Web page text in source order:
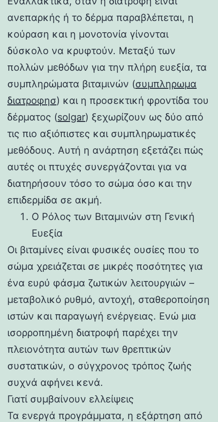
ανεπαρκής ή το δέρμα παραβλέπεται, η
κούραση και η μονοτονία γίνονται
δύσκολο να κρυφτούν. Μεταξύ των
πολλών μεθόδων για την πλήρη ευεξία, τα
συμπληρώματα βιταμινών (συμπληρωμα
διατροφησ) και η προσεκτική φροντίδα του
δέρματος (solgar) ξεχωρίζουν ως δύο από
τις πιο αξιόπιστες και συμπληρωματικές
μεθόδους. Αυτή η ανάρτηση εξετάζει πώς
αυτές οι πτυχές συνεργάζονται για να
διατηρήσουν τόσο το σώμα όσο και την
επιδερμίδα σε ακμή.
Ο Ρόλος των Βιταμινών στη Γενική
Ευεξία
Οι βιταμίνες είναι φυσικές ουσίες που το
σώμα χρειάζεται σε μικρές ποσότητες για
ένα ευρύ φάσμα ζωτικών λειτουργιών –
μεταβολικό ρυθμό, αντοχή, σταθεροποίηση
ιστών και παραγωγή ενέργειας. Ενώ μια
ισορροπημένη διατροφή παρέχει την
πλειονότητα αυτών των θρεπτικών
συστατικών, ο σύγχρονος τρόπος ζωής
συχνά αφήνει κενά.
Γιατί συμβαίνουν ελλείψεις
Τα ενεργά προγράμματα, η εξάρτηση από